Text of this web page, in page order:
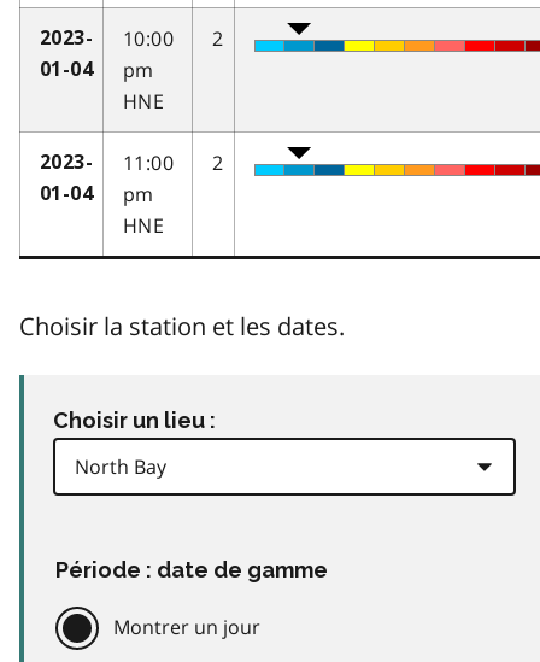
2023-
01-04
10:00
pm
HNE
2
2023-
01-04
11:00
pm
HNE
2
Choisir la station et les dates.
Choisir un lieu :
Période : date de gamme
Montrer un jour